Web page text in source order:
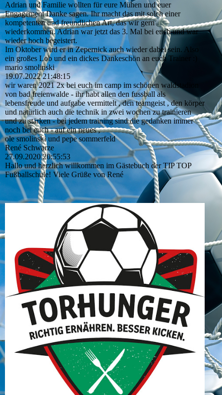
Adrian und Familie wollten für eure Mühen und euer
Engagement Danke sagen. Ihr macht das mit solch einer
kompetenten und freundlichen Art, das wir gern
wiederkommen. Adrian war jetzt das 3. Mal bei euch und war
wieder hoch begeistert.
Im Oktober wird er in Zepernick auch wieder dabei sein. Also
ein großes Lob und ein dickes Dankeschön an euch Trainer :)
mario smolinski
19.07.2022 21:48:15
wir waren 2021 2x bei euch im camp im schönen waldstadion
von bad freienwalde - ihr habt allen den fussball als
lebensfreude und aufgabe vermittelt , den teamgeist , den körper
und natürlich auch die technik in zwei wochen zu trainieren
und zu stärken - bei jedem training sind die gedanken immer
noch bei euch - auf ein neues ,
ole smolinski und pepe sommerfeld
René Schwarze
27.09.2020 20:55:53
Hallo und herzlich willkommen im Gästebuch der TIP TOP
Fußballschule! Viele Grüße von René